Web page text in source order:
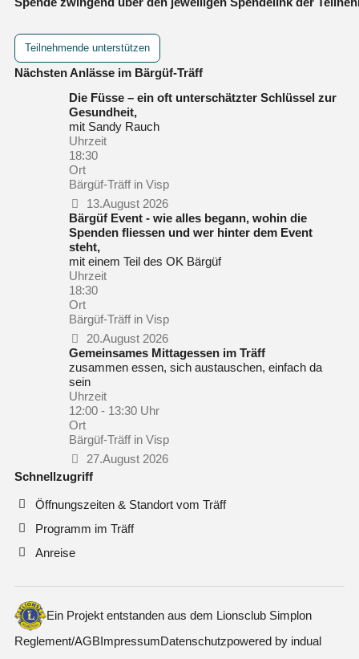
Teilnehmende unterstützen
Nächsten Anlässe im Bärgüf-Träff
13.August 2026
Die Füsse – ein oft unterschätzter Schlüssel zur
Gesundheit,
mit Sandy Rauch
Uhrzeit
18:30
Ort
Bärgüf-Träff in Visp
20.August 2026
Bärgüf Event - wie alles begann, wohin die
Spenden fliessen und wer hinter dem Event
steht,
mit einem Teil des OK Bärgüf
Uhrzeit
18:30
Ort
Bärgüf-Träff in Visp
27.August 2026
Gemeinsames Mittagessen im Träff
zusammen essen, sich austauschen, einfach da
sein
Uhrzeit
12:00 - 13:30 Uhr
Ort
Bärgüf-Träff in Visp
Schnellzugriff
Öffnungszeiten & Standort vom Träff
Programm im Träff
Anreise
Ein Projekt entstanden aus dem Lionsclub Simplon
Reglement/AGBImpressumDatenschutzpowered by indual